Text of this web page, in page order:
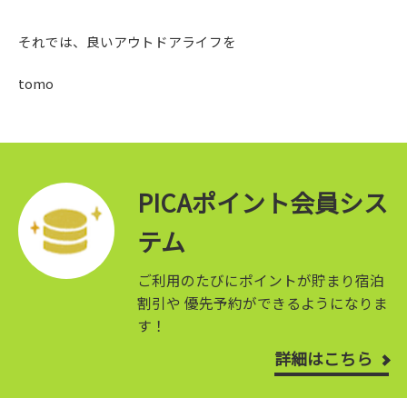
それでは、良いアウトドアライフを
tomo
PICAポイント会員シス
テム
ご利用のたびにポイントが貯まり宿泊
割引や 優先予約ができるようになりま
す！
詳細はこちら